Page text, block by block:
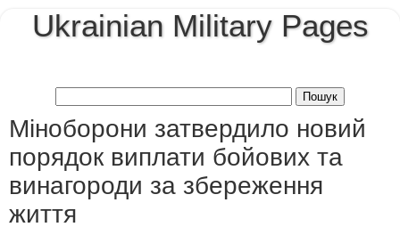
Ukrainian Military Pages
Міноборони затвердило новий
порядок виплати бойових та
винагороди за збереження
життя